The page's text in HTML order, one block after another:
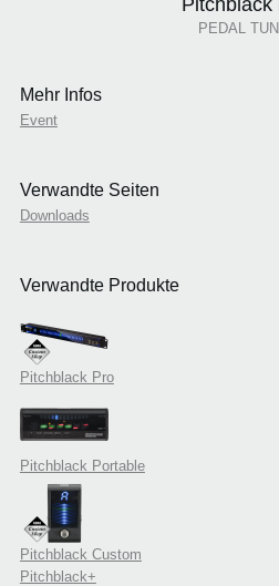
PEDAL
Mehr Infos
Event
Verwandte Seiten
Downloads
Verwandte Produkte
Pitchblack Pro
Pitchblack Portable
Pitchblack Custom
Pitchblack+